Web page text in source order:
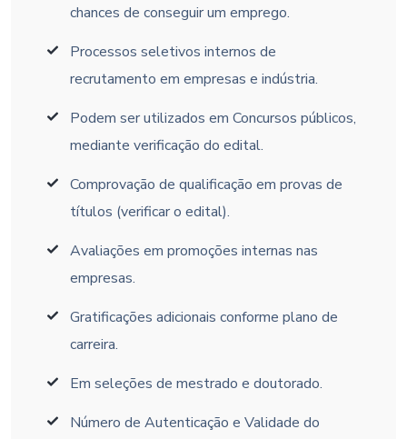
chances de conseguir um emprego.
Processos seletivos internos de
recrutamento em empresas e indústria.
Podem ser utilizados em Concursos públicos,
mediante verificação do edital.
Comprovação de qualificação em provas de
títulos (verificar o edital).
Avaliações em promoções internas nas
empresas.
Gratificações adicionais conforme plano de
carreira.
Em seleções de mestrado e doutorado.
Número de Autenticação e Validade do